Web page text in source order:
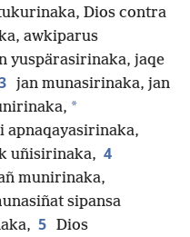
Dios contra
awkiparus
yuspärasirinaka, jaqe
jan munasirinaka, jan
*
apnaqayasirinaka,
uñisirinaka, 4
munirinaka,
sipansa
5 Dios